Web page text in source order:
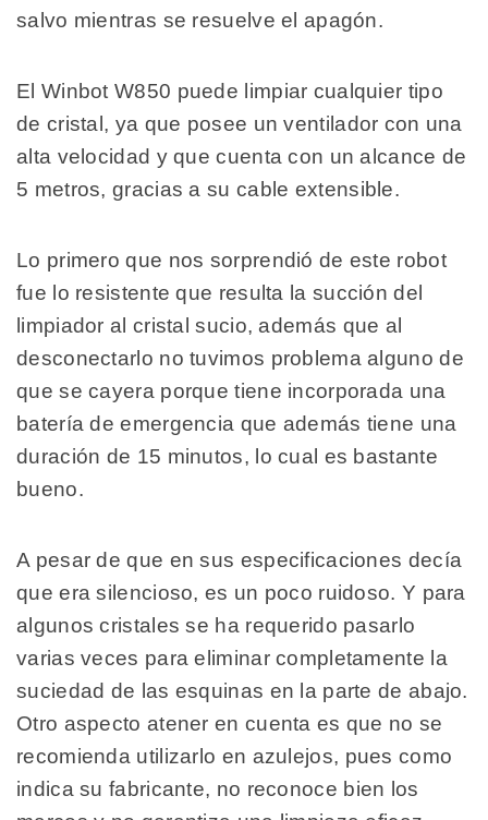
salvo mientras se resuelve el apagón.
El Winbot W850 puede limpiar cualquier tipo
de cristal, ya que posee un ventilador con una
alta velocidad y que cuenta con un alcance de
5 metros, gracias a su cable extensible.
Lo primero que nos sorprendió de este robot
fue lo resistente que resulta la succión del
limpiador al cristal sucio, además que al
desconectarlo no tuvimos problema alguno de
que se cayera porque tiene incorporada una
batería de emergencia que además tiene una
duración de 15 minutos, lo cual es bastante
bueno.
A pesar de que en sus especificaciones decía
que era silencioso, es un poco ruidoso. Y para
algunos cristales se ha requerido pasarlo
varias veces para eliminar completamente la
suciedad de las esquinas en la parte de abajo.
Otro aspecto atener en cuenta es que no se
recomienda utilizarlo en azulejos, pues como
indica su fabricante, no reconoce bien los